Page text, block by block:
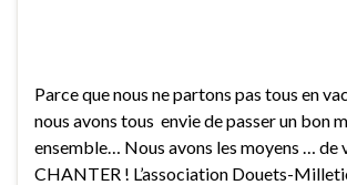
Parce que nous ne partons pas tous en
nous avons tous envie de passer un bon
ensemble… Nous avons les moyens … de
CHANTER ! L’association Douets-